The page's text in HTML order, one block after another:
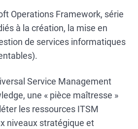
Operations Framework, série
à la création, la mise en
de services informatiques
Service Management
une « pièce maîtresse »
les ressources ITSM
niveaux stratégique et